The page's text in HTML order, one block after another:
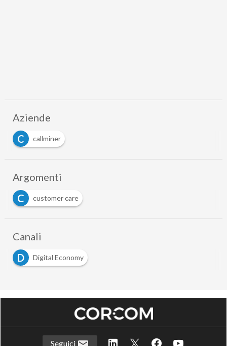
Aziende
C
callminer
Argomenti
C
customer care
Canali
D
Digital Economy
Seguici